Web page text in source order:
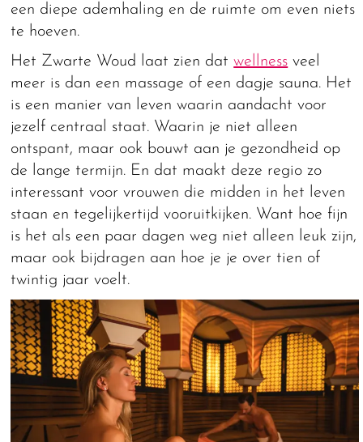
een diepe ademhaling en de ruimte om even niets
te hoeven.
Het Zwarte Woud laat zien datwellness veel
meer is dan een massage of een dagje sauna. Het
is een manier van leven waarin aandacht voor
jezelf centraal staat. Waarin je niet alleen
ontspant, maar ook bouwt aan je gezondheid op
de lange termijn. En dat maakt deze regio zo
interessant voor vrouwen die midden in het leven
staan en tegelijkertijd vooruitkijken. Want hoe fijn
is het als een paar dagen weg niet alleen leuk zijn,
maar ook bijdragen aan hoe je je over tien of
twintig jaar voelt.